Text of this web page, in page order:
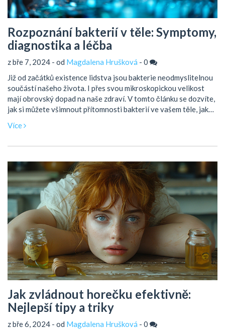
Rozpoznání bakterií v těle: Symptomy,
diagnostika a léčba
z bře 7, 2024 - od Magdalena Hrušková - 0
Již od začátků existence lidstva jsou bakterie neodmyslitelnou
součástí našeho života. I přes svou mikroskopickou velikost
mají obrovský dopad na naše zdraví. V tomto článku se dozvíte,
jak si můžete všimnout přítomnosti bakterií ve vašem těle, jaké
nejúčinnější způsob léčby. Ponoříme se jak do známých, tak i
světě mikroorganismů.
Více
Jak zvládnout horečku efektivně:
Nejlepší tipy a triky
z bře 6, 2024 - od Magdalena Hrušková - 0